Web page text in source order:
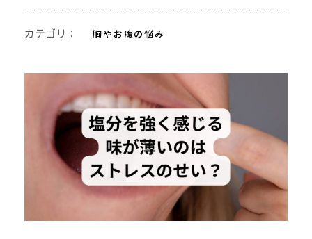
カテゴリ： 胸やお腹の悩み